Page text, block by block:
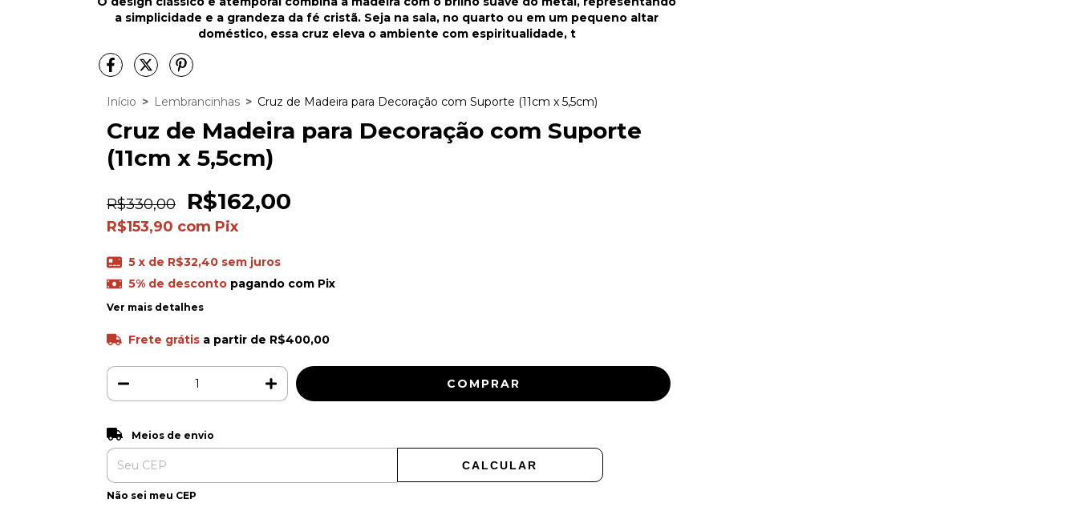
a simplicidade e a grandeza da fé cristã. Seja na sala, no quarto ou em um pequeno altar
doméstico, essa cruz eleva o ambiente com espiritualidade, t
Início > Lembrancinhas > Cruz de Madeira para Decoração com Suporte (11cm x 5,5cm)
Cruz de Madeira para Decoração com Suporte
(11cm x 5,5cm)
R$330,00 R$162,00
R$153,90 com Pix
5 x de R$32,40 sem juros
5% de descontopagando com Pix
Ver mais detalhes
Frete grátis a partir de R$400,00
Entregas para o CEP:
Meios de envio
CALCULAR
Não sei meu CEP